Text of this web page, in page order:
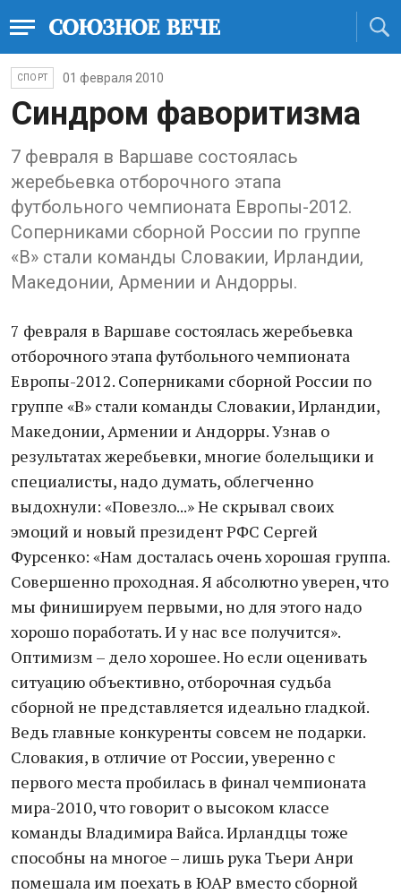
СПОРТ 01 февраля 2010
Синдром фаворитизма
7 февраля в Варшаве состоялась
жеребьевка отборочного этапа
футбольного чемпионата Европы-2012.
Соперниками сборной России по группе
«В» стали команды Словакии, Ирландии,
Македонии, Армении и Андорры.
7 февраля в Варшаве состоялась жеребьевка
отборочного этапа футбольного чемпионата
Европы-2012. Соперниками сборной России по
группе «В» стали команды Словакии, Ирландии,
Македонии, Армении и Андорры. Узнав о
результатах жеребьевки, многие болельщики и
специалисты, надо думать, облегченно
выдохнули: «Повезло...» Не скрывал своих
эмоций и новый президент РФС Сергей
Фурсенко: «Нам досталась очень хорошая группа.
Совершенно проходная. Я абсолютно уверен, что
мы финишируем первыми, но для этого надо
хорошо поработать. И у нас все получится».
Оптимизм – дело хорошее. Но если оценивать
ситуацию объективно, отборочная судьба
сборной не представляется идеально гладкой.
Ведь главные конкуренты совсем не подарки.
Словакия, в отличие от России, уверенно с
первого места пробилась в финал чемпионата
мира-2010, что говорит о высоком классе
команды Владимира Вайса. Ирландцы тоже
способны на многое – лишь рука Тьери Анри
помешала им поехать в ЮАР вместо сборной